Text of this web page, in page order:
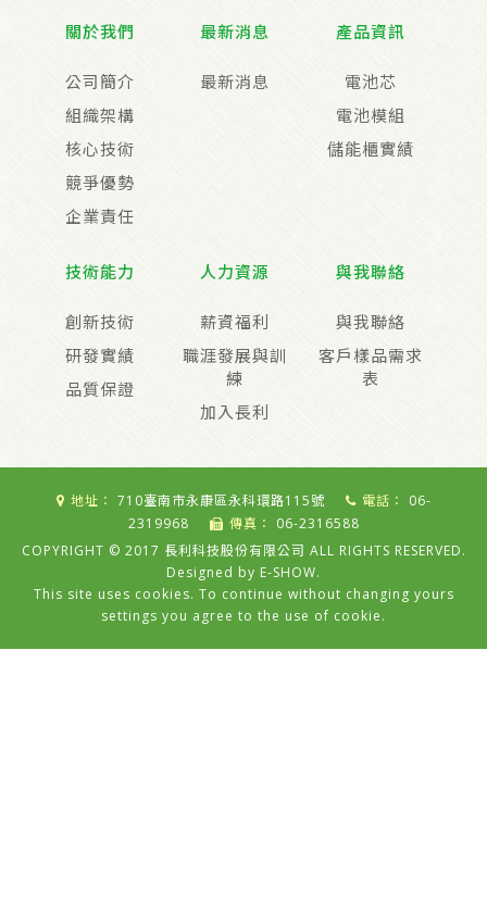
關於我們
公司簡介
組織架構
核心技術
競爭優勢
企業責任
最新消息
最新消息
產品資訊
電池芯
電池模組
儲能櫃實績
技術能力
創新技術
研發實績
品質保證
人力資源
薪資福利
職涯發展與訓
練
加入長利
與我聯絡
與我聯絡
客戶樣品需求
表
地址： 710臺南市永康區永科環路115號 電話：
06-
2319968
傳真：
06-2316588
COPYRIGHT © 2017 長利科技股份有限公司 ALL RIGHTS RESERVED.
Designed by E-SHOW.
This site uses cookies. To continue without changing yours
settings you agree to the use of cookie.